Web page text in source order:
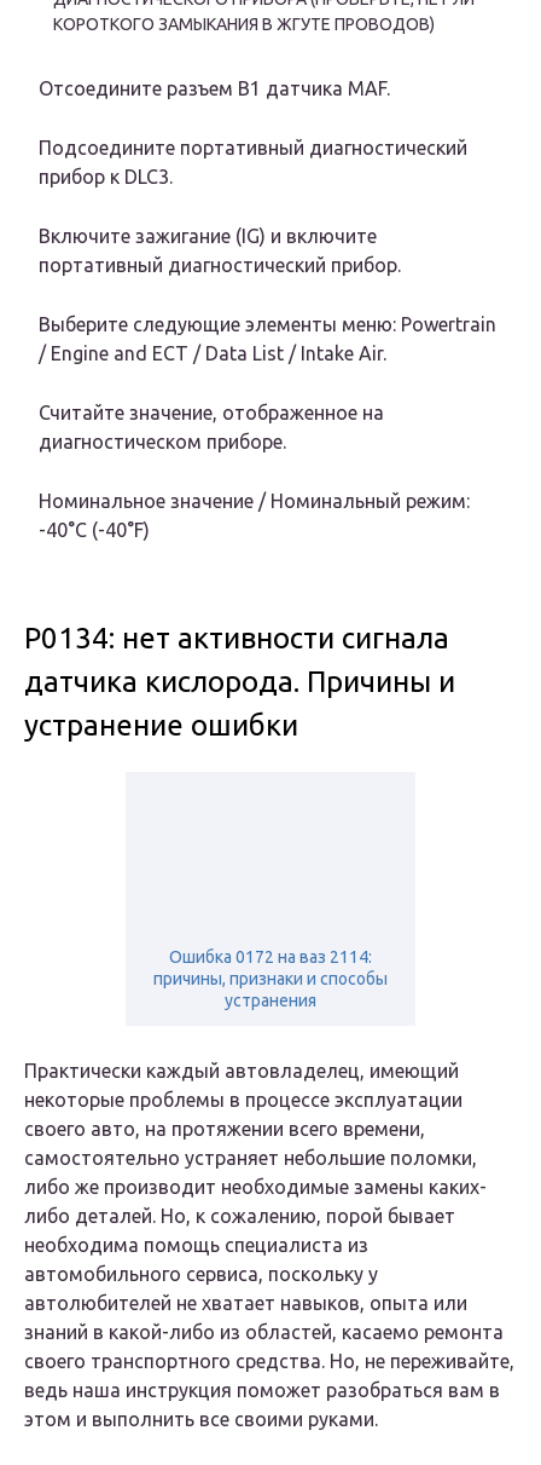
КОРОТКОГО ЗАМЫКАНИЯ В ЖГУТЕ ПРОВОДОВ)
Отсоедините разъем В1 датчика MAF.
Подсоедините портативный диагностический
прибор к DLC3.
Включите зажигание (IG) и включите
портативный диагностический прибор.
Выберите следующие элементы меню: Powertrain
/ Engine and ECT / Data List / Intake Air.
Считайте значение, отображенное на
диагностическом приборе.
Номинальное значение / Номинальный режим:
-40°C (-40°F)
P0134: нет активности сигнала
датчика кислорода. Причины и
устранение ошибки
Ошибка 0172 на ваз 2114:
причины, признаки и способы
устранения
Практически каждый автовладелец, имеющий
некоторые проблемы в процессе эксплуатации
своего авто, на протяжении всего времени,
самостоятельно устраняет небольшие поломки,
либо же производит необходимые замены каких-
либо деталей. Но, к сожалению, порой бывает
необходима помощь специалиста из
автомобильного сервиса, поскольку у
автолюбителей не хватает навыков, опыта или
знаний в какой-либо из областей, касаемо ремонта
своего транспортного средства. Но, не переживайте,
ведь наша инструкция поможет разобраться вам в
этом и выполнить все своими руками.